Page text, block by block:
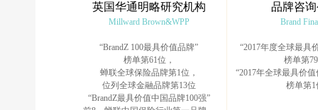
英国华通明略研究机构
Millward Brown&WPP
“BrandZ 100最具价值品牌”
榜单第61位，
蝉联全球保险品牌第1位，
位列全球金融品牌第13位
“BrandZ最具价值中国品牌100强”
品牌咨
Brand
“2017年度全球最具
榜单第
“2017年全球最具价
榜单第1